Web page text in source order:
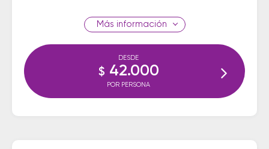
información
DESDE
$ 42.000
POR PERSONA